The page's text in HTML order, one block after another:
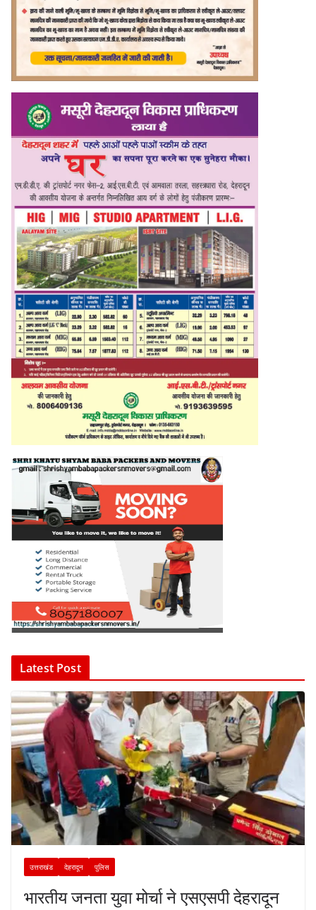
Latest Post
उत्तराखंड देहरादून पुलिस
भारतीय जनता युवा मोर्चा ने एसएसपी देहरादून